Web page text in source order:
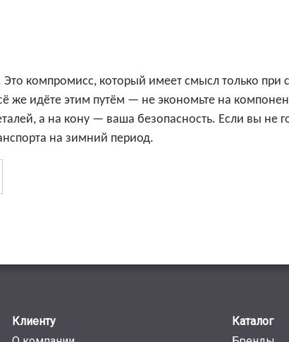
компромисс, который имеет смысл только
же идёте этим путём — не экономьте на
а на кону — ваша безопасность. Если вы
на зимний период.
Клиенту
Каталог